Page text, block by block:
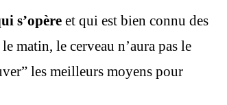
s’opère et qui est bien connu des
matin, le cerveau n’aura pas le
les meilleurs moyens pour